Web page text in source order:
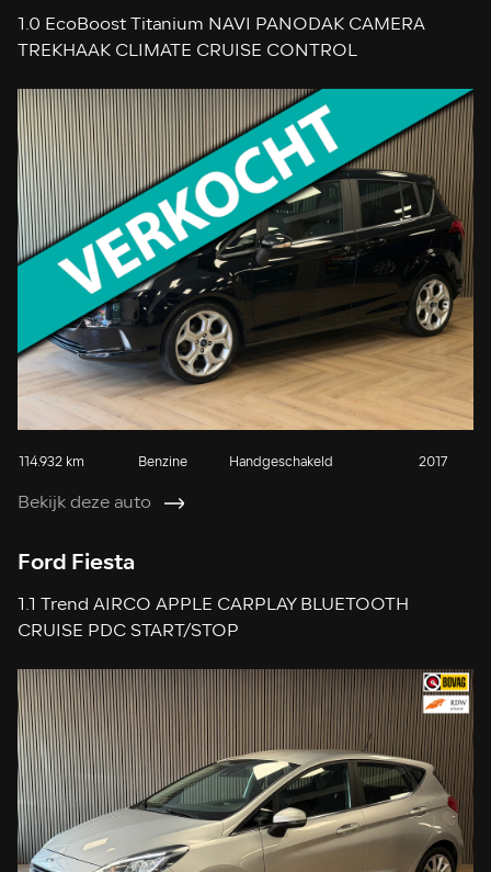
1.0 EcoBoost Titanium NAVI PANODAK CAMERA
TREKHAAK CLIMATE CRUISE CONTROL
114.932 km Benzine Handgeschakeld 2017
Bekijk deze auto
Ford Fiesta
1.1 Trend AIRCO APPLE CARPLAY BLUETOOTH
CRUISE PDC START/STOP